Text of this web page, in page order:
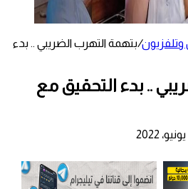
/بتهمة التهرب الضريبي .. بدء
.. بدء التحقيق مع